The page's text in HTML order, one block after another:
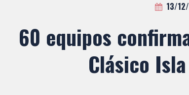
13/
60 equipos
Clásico